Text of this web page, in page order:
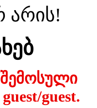
არის!
guest.